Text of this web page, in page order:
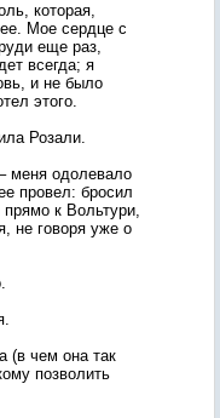
которая,
Мое сердце с
еще раз,
всегда; я
и не было
этого.
Розали.
меня одолевало
провел: бросил
к Вольтури,
не говоря уже о
(в чем она так
позволить